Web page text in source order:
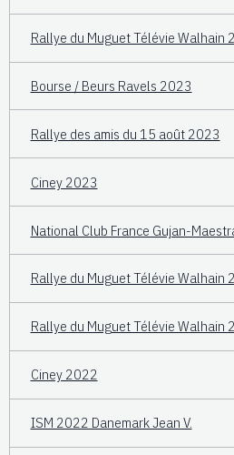
Rallye du Muguet Télévie Walhain
Bourse / Beurs Ravels 2023
Rallye des amis du 15 août 2023
Ciney 2023
National Club France Gujan-
Rallye du Muguet Télévie Walhain
Rallye du Muguet Télévie Walhain
Ciney 2022
ISM 2022 Danemark Jean V.